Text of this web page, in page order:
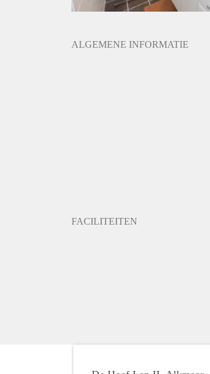
ALGEMENE INFORMATIE
FACILITEITEN